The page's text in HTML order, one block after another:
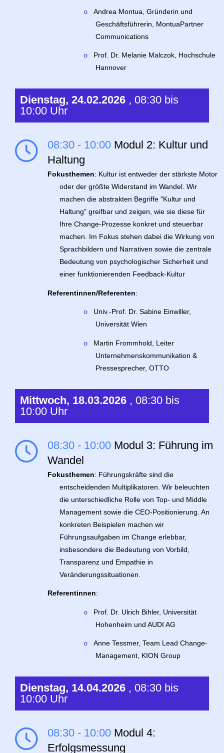
o
Andrea Montua, Gründerin und
Geschäftsführerin, MontuaPartner
Communications
o
Prof. Dr. Melanie Malczok, Hochschule
Hannover
Dienstag, 24.02.2026 , 08:30 bis
10:00 Uhr
08:30 - 10:00 Modul 2: Kultur und
Haltung
Fokusthemen: Kultur ist entweder der stärkste Motor
oder der größte Widerstand im Wandel. Wir
machen die abstrakten Begriffe "Kultur und
Haltung" greifbar und zeigen, wie sie diese für
Ihre Change-Prozesse konkret und steuerbar
machen. Im Fokus stehen dabei die Wirkung von
Sprachbildern und Narrativen sowie die zentrale
Bedeutung von psychologischer Sicherheit und
einer funktionierenden Feedback-Kultur
Referentinnen/Referenten:
o
Univ.-Prof. Dr. Sabine Einwiller,
Universität Wien
o
Martin Frommhold, Leiter
Unternehmenskommunikation &
Pressesprecher, OTTO
Mittwoch, 18.03.2026 , 08:30 bis
10:00 Uhr
08:30 - 10:00 Modul 3: Führung im
Wandel
Fokusthemen: Führungskräfte sind die
entscheidenden Multiplikatoren. Wir beleuchten
die unterschiedliche Rolle von Top- und Middle
Management sowie die CEO-Positionierung. An
konkreten Beispielen machen wir
Führungsaufgaben im Change erlebbar,
insbesondere die Bedeutung von Vorbild,
Transparenz und Empathie in
Veränderungssituationen.
Referentinnen:
o
Prof. Dr. Ulrich Bihler, Universität
Hohenheim und AUDI AG
o
Anne Tessmer, Team Lead Change-
Management, KION Group
Dienstag, 14.04.2026 , 08:30 bis
10:00 Uhr
08:30 - 10:00 Modul 4:
Erfolgsmessung